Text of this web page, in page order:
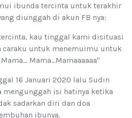
ibunda tercinta untuk terakhir
diunggah di akun FB nya:
kau tinggal kami disituasi
caraku untuk menemuimu untuk
Mama...Mamaaaaaa"
16 Januari 2020 lalu Sudin
isi hatinya ketika
sadarkan diri dan doa
ibunya.